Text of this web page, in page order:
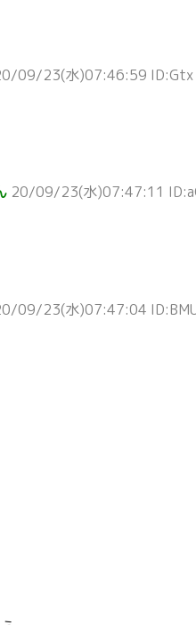
09/23(水)07:46:59 ID:Gtx
20/09/23(水)07:47:11
09/23(水)07:47:04